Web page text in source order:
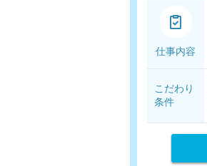
仕事内容
こだわり
条件